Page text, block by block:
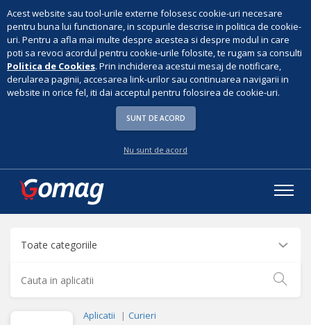
Acest website sau tool-urile externe folosesc cookie-uri necesare
pentru buna lui functionare, in scopurile descrise in politica de cookie-
uri. Pentru a afla mai multe despre acestea si despre modul in care
poti sa revoci acordul pentru cookie-urile folosite, te rugam sa consulti
Politica de Cookies. Prin inchiderea acestui mesaj de notificare,
derularea paginii, accesarea link-urilor sau continuarea navigarii in
website in orice fel, iti dai acceptul pentru folosirea de cookie-uri.
SUNT DE ACORD
Nu sunt de acord
Aplicatii Curieri